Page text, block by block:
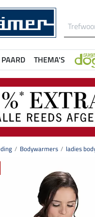
PAARD THEMA'S
Bodywarmers ladies